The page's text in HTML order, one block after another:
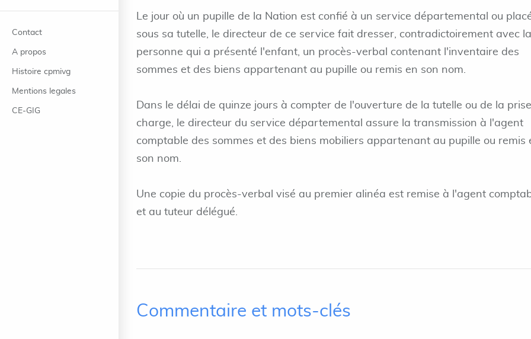
Contact
A propos
Histoire cpmivg
Mentions legales
CE-GIG
Le jour où un pupille de la Nation est confié à un service départemental ou
sous sa tutelle, le directeur de ce service fait dresser, contradictoirement avec la
personne qui a présenté l'enfant, un procès-verbal contenant l'inventaire des
sommes et des biens appartenant au pupille ou remis en son nom.
Dans le délai de quinze jours à compter de l'ouverture de la tutelle ou de la
charge, le directeur du service départemental assure la transmission à l'agent
comptable des sommes et des biens mobiliers appartenant au pupille ou remis
son nom.
Une copie du procès-verbal visé au premier alinéa est remise à l'agent
et au tuteur délégué.
Commentaire et mots-clés